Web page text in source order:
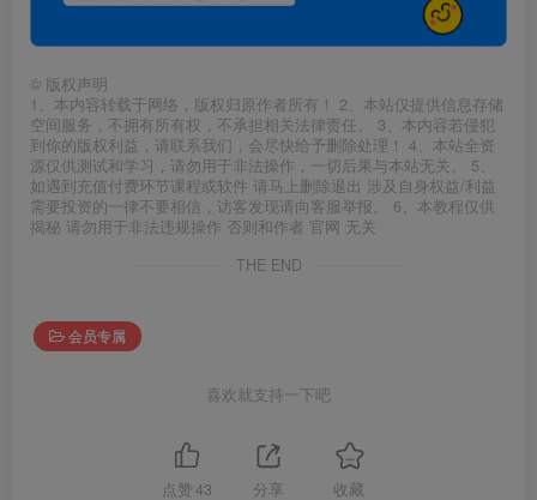
© 版权声明
1、本内容转载于网络，版权归原作者所有！ 2、本站仅提供信息存储
空间服务，不拥有所有权，不承担相关法律责任。 3、本内容若侵犯
到你的版权利益，请联系我们，会尽快给予删除处理！ 4、本站全资
源仅供测试和学习，请勿用于非法操作，一切后果与本站无关。 5、
如遇到充值付费环节课程或软件 请马上删除退出 涉及自身权益/利益
需要投资的一律不要相信，访客发现请向客服举报。 6、本教程仅供
揭秘 请勿用于非法违规操作 否则和作者 官网 无关
THE END
会员专属
喜欢就支持一下吧
点赞 43 分享 收藏